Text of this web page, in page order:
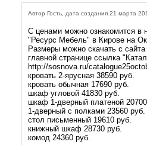
Автор Гость, дата создания 21 марта
С ценами можно ознакомится
"Ресурс Мебель" в Кирове на
Размеры можно скачать с
главной странице ссылка
http://sosnova.ru/
кровать 2-ярусная 38590 руб.
кровать обычная 17690 руб.
шкаф угловой 41830 руб.
шкаф 1-дверный платеной
1-дверный с полками 23560 руб.
стол письменный 19610 руб.
книжный шкаф 28730 руб.
комод 24360 руб.